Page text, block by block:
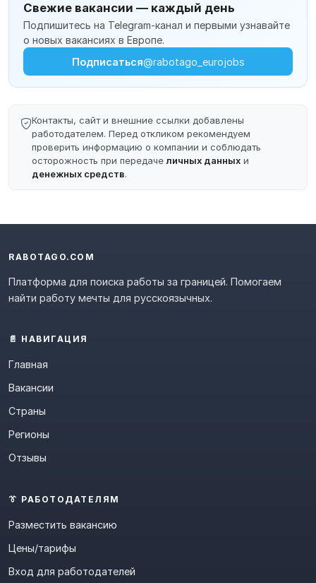
Свежие вакансии — каждый день
Подпишитесь на Telegram-канал и первыми узнавайте
о новых вакансиях в Европе.
Подписаться@rabotago_eurojobs
Контакты, сайт и внешние ссылки добавлены
работодателем. Перед откликом рекомендуем
проверить информацию о компании и соблюдать
осторожность при передачеличных данных и
денежных средств.
RABOTAGO.COM
Платформа для поиска работы за границей. Помогаем
найти работу мечты для русскоязычных.
📄 НАВИГАЦИЯ
Главная
Вакансии
Страны
Регионы
Отзывы
👔 РАБОТОДАТЕЛЯМ
Разместить вакансию
Цены/тарифы
Вход для работодателей